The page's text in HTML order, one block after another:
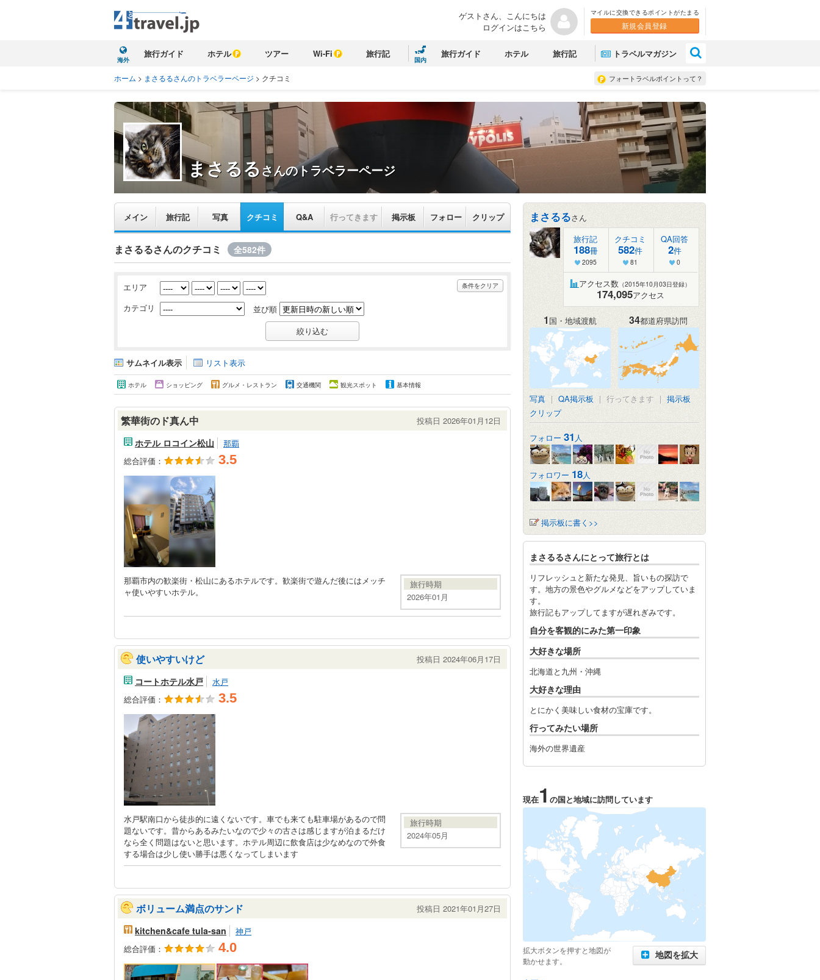
ゲストさん、こんにちは
ログインはこちら
マイルに交換できるポイントがたまる
新規会員登録
海外
旅行ガイド ホテル ツアー Wi-Fi 旅行記
国内
旅行ガイド ホテル 旅行記 トラベルマガジン
フォートラベルポイントって？
ホーム > まさるるさんのトラベラーページ > クチコミ
まさるるさんのトラベラーページ
メイン 旅行記 写真 クチコミ Q&A 行ってきます 掲示板 フォロー クリップ
まさるるさんのクチコミ 全582件
条件をクリア
エリア
カテゴリ
並び順
サムネイル表示 リスト表示
ホテル ショッピング グルメ・レストラン 交通機関 観光スポット 基本情報
繁華街のド真ん中 投稿日 2026年01月12日
ホテル ロコイン松山
那覇
総合評価：
3.5
那覇市内の歓楽街・松山にあるホテルです。歓楽街で遊んだ後にはメッチ
ャ使いやすいホテル。
旅行時期
2026年01月
使いやすいけど 投稿日 2024年06月17日
コートホテル水戸
水戸
総合評価：
3.5
水戸駅南口から徒歩的に遠くないです。車でも来ても駐車場があるので問
題ないです。昔からあるみたいなので少々の古さは感じますが泊まるだけ
なら全く問題はないと思います。ホテル周辺に飲食店は少なめなので外食
する場合は少し使い勝手は悪くなってしまいます
旅行時期
2024年05月
ボリューム満点のサンド 投稿日 2021年01月27日
kitchen&cafe tula-san
神戸
総合評価：
4.0
まさるるさん
旅行記
188冊
2095
クチコミ
582件
81
QA回答
2件
0
アクセス数 （2015年10月03日登録）
174,095アクセス
1国・地域渡航 34都道府県訪問
写真 | QA掲示板 | 行ってきます | 掲示板
クリップ
フォロー 31 人
フォロワー 18人
掲示板に書く>>
まさるるさんにとって旅行とは
リフレッシュと新たな発見、旨いもの探訪で
す。地方の景色やグルメなどをアップしていま
す。
旅行記もアップしてますが遅れぎみです。
自分を客観的にみた第一印象
大好きな場所
北海道と九州・沖縄
大好きな理由
とにかく美味しい食材の宝庫です。
行ってみたい場所
海外の世界遺産
現在1 の国と地域に訪問しています
拡大ボタンを押すと地図が
動かせます。
地図を拡大